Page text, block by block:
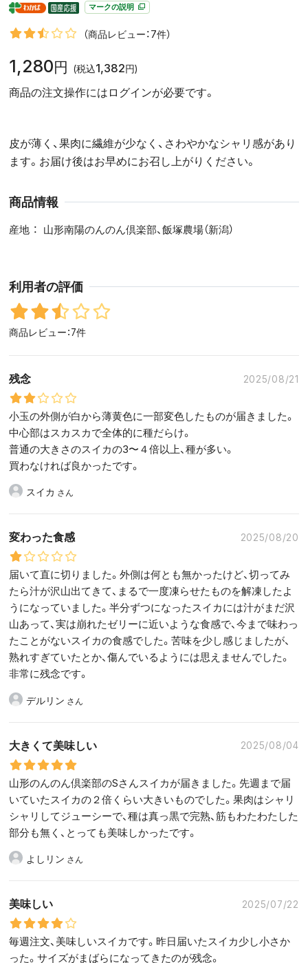
マークの説明
（商品レビュー：7件）
1,280円 (税込1,382円)
商品の注文操作にはログインが必要です。
皮が薄く、果肉に繊維が少なく、さわやかなシャリ感があり
ます。お届け後はお早めにお召し上がりください。
商品情報
産地 山形南陽のんのん倶楽部、飯塚農場（新潟）
利用者の評価
商品レビュー：7件
残念 2025/08/21
小玉の外側が白から薄黄色に一部変色したものが届きました。
中心部はスカスカで全体的に種だらけ。
普通の大きさのスイカの3〜４倍以上、種が多い。
買わなければ良かったです。
スイカ
変わった食感 2025/08/20
届いて直に切りました。外側は何とも無かったけど、切ってみ
たら汁が沢山出てきて、まるで一度凍らせたものを解凍したよ
うになっていました。半分ずつになったスイカには汁がまだ沢
山あって、実は崩れたゼリーに近いような食感で、今まで味わっ
たことがないスイカの食感でした。苦味を少し感じましたが、
熟れすぎていたとか、傷んでいるようには思えませんでした。
非常に残念です。
デルリン
大きくて美味しい 2025/08/04
山形のんのん倶楽部のSさんスイカが届きました。先週まで届
いていたスイカの２倍くらい大きいものでした。果肉はシャリ
シャリしてジューシーで、種は真っ黒で完熟、筋もわたわたした
部分も無く、とっても美味しかったです。
よしリン
美味しい 2025/07/22
毎週注文、美味しいスイカです。昨日届いたスイカ少し小さか
った。サイズがまばらになってきたのが残念。